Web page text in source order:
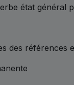
état
des références